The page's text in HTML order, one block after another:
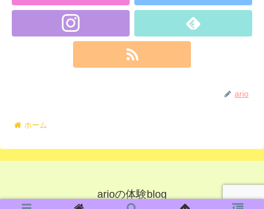
ario
ホーム
arioの体験blog